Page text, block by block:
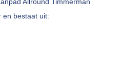
en bestaat uit: